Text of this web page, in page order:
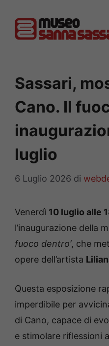
contenuto
Sassari,
Cano. Il
luglio
6 Luglio 2026 di
Venerdì 10 luglio alle
l’inaugurazione della
fuoco dentro’, che
opere dell’artista
Questa esposizione
imperdibile per
di Cano, capace di
e stimolare riflessioni